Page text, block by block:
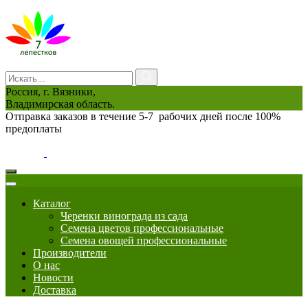
Россия, г. Вязники,
Владимирская область.
Отправка заказов в течение 5-7 рабочих дней после 100%
предоплаты
Каталог
Черенки винограда из сада
Семена цветов профессиональные
Семена овощей профессиональные
Производители
О нас
Новости
Доставка